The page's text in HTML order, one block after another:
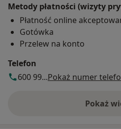
Metody płatności (wizyty
Płatność online
Gotówka
Przelew na konto
Telefon
600 99...Pokaż numer
Pokażo